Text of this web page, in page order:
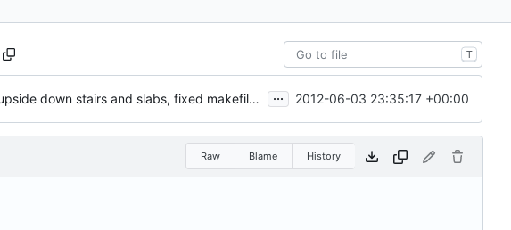
T
Updated zlib, added chat formatting, fixed upside down stairs and slabs, fixed makefiles, hopefully updated vc project files ... 2012-06-03 23:35:17 +00:00
Raw Blame History